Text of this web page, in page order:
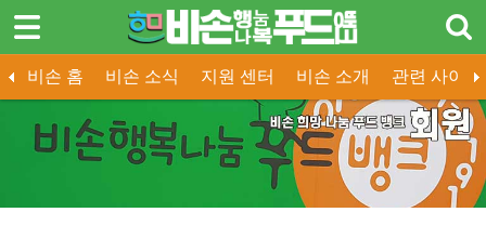
비손 홈 비손 소식 지원 센터 비손 소개 관련 사이트
비손 소식 비손 화보 비손 동아리 공지사항
지원 센터 기부 안내 기부 신청 푸드 소식 열린 마
비손 소개 비손 뉴스 홍보 / PR 유투브 영상
전국 푸드뱅크 인천광역 푸드뱅크
로그인 회원가입
한국어
비손 소식
지원 센터